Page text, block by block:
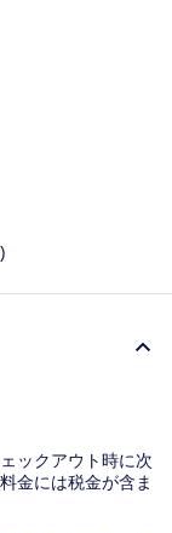
ックアウト時に次
金には税金が含ま